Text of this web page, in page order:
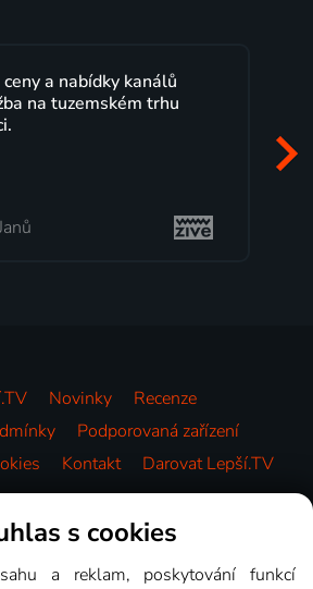
Lepší.TV sleduji už
maximální spokojeností.
začátek programu, to je
Milada Tomešová
Novinky
Recenze
Podporovaná zařízení
Kontakt Darovat Lepší.TV
Videotéka
s cookies
a reklam, poskytování funkcí